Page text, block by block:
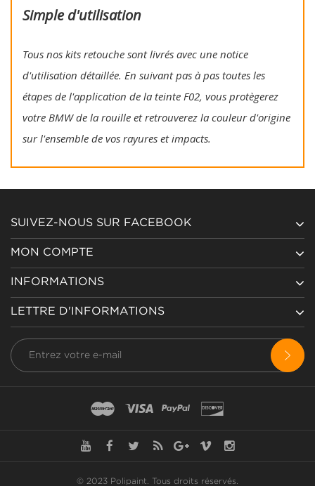
Simple d'utilisation
Tous nos kits retouche sont livrés avec une notice
d'utilisation détaillée. En suivant pas à pas toutes les
étapes de l'application de la teinte F02, vous protègerez
votre BMW de la rouille et retrouverez la couleur d'origine
sur l'ensemble de vos rayures et impacts.
SUIVEZ-NOUS SUR FACEBOOK
MON COMPTE
INFORMATIONS
LETTRE D'INFORMATIONS
© 2023 Polipaint. Tous droits réservés.